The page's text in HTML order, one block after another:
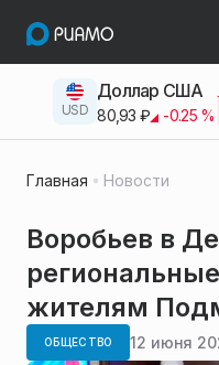
USD
Доллар США
80,93 ₽ -0.25%
Главная Новости
Воробьев в
жителям
ОБЩЕСТВО 12 июня